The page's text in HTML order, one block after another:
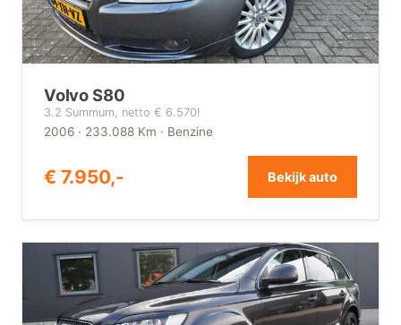
Volvo S80
3.2 Summum, netto € 6.570!
2006 · 233.088 Km · Benzine
€ 7.950,- Bekijk auto